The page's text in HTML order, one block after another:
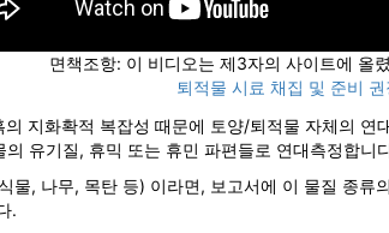
면책조항: 이 비디오는 제3자의 사이트에 올
퇴적물 시료 채집 및 준비
의 지화확적 복잡성 때문에 토양/퇴적물 자체의
유기질, 휴믹 또는 휴민 파편들로 연대측정합니
물, 나무, 목탄 등) 이라면, 보고서에 이 물질 종
.